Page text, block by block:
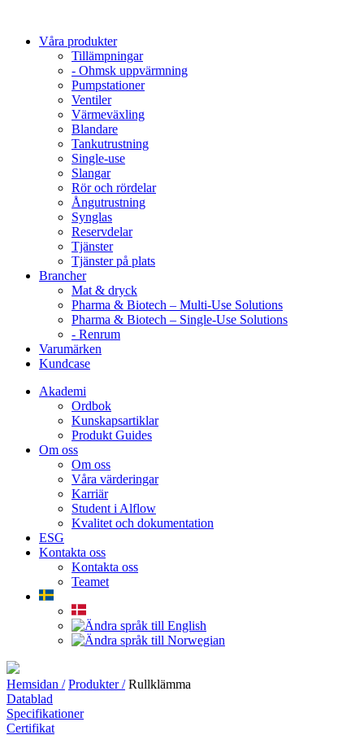
Våra produkter
Tillämpningar
- Ohmsk uppvärmning
Pumpstationer
Ventiler
Värmeväxling
Blandare
Tankutrustning
Single-use
Slangar
Rör och rördelar
Ångutrustning
Synglas
Reservdelar
Tjänster
Tjänster på plats
Brancher
Mat & dryck
Pharma & Biotech – Multi-Use Solutions
Pharma & Biotech – Single-Use Solutions
- Renrum
Varumärken
Kundcase
Akademi
Ordbok
Kunskapsartiklar
Produkt Guides
Om oss
Om oss
Våra värderingar
Karriär
Student i Alflow
Kvalitet och dokumentation
ESG
Kontakta oss
Kontakta oss
Teamet
Hemsidan / Produkter / Rullklämma
Datablad
Specifikationer
Certifikat